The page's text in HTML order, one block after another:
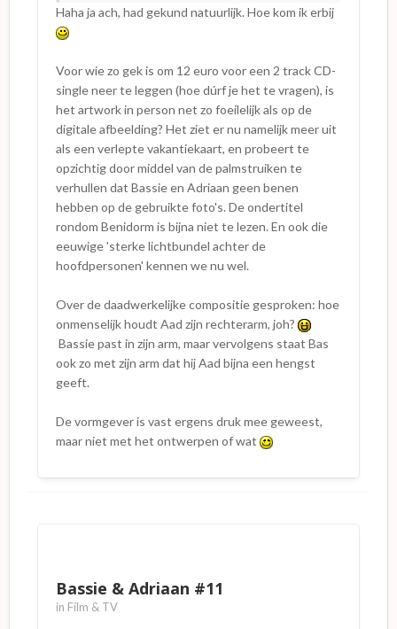
Haha ja ach, had gekund natuurlijk. Hoe kom ik erbij
Voor wie zo gek is om 12 euro voor een 2 track CD-
single neer te leggen (hoe dúrf je het te vragen), is
het artwork in person net zo foeilelijk als op de
digitale afbeelding? Het ziet er nu namelijk meer uit
als een verlepte vakantiekaart, en probeert te
opzichtig door middel van de palmstruiken te
verhullen dat Bassie en Adriaan geen benen
hebben op de gebruikte foto's. De ondertitel
rondom Benidorm is bijna niet te lezen. En ook die
eeuwige 'sterke lichtbundel achter de
hoofdpersonen' kennen we nu wel.
Over de daadwerkelijke compositie gesproken: hoe
onmenselijk houdt Aad zijn rechterarm, joh?
Bassie past in zijn arm, maar vervolgens staat Bas
ook zo met zijn arm dat hij Aad bijna een hengst
geeft.
De vormgever is vast ergens druk mee geweest,
maar niet met het ontwerpen of wat
Bassie & Adriaan #11
in Film & TV